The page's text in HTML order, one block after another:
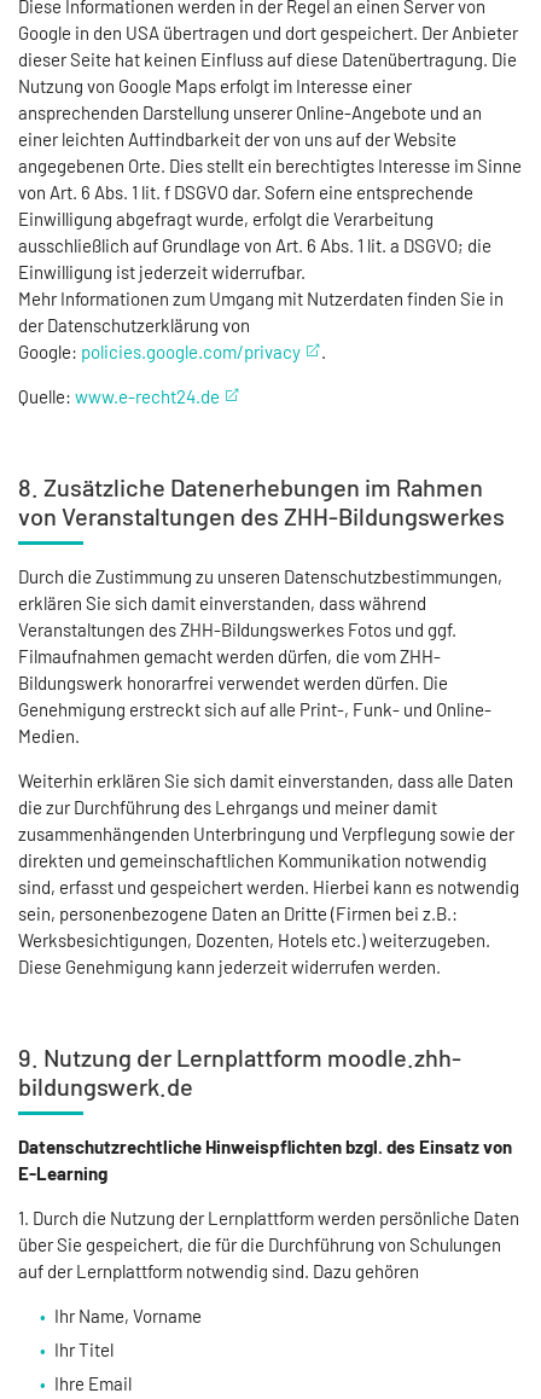
Diese Informationen werden in der Regel an einen Server von
Google in den USA übertragen und dort gespeichert. Der Anbieter
dieser Seite hat keinen Einfluss auf diese Datenübertragung. Die
Nutzung von Google Maps erfolgt im Interesse einer
ansprechenden Darstellung unserer Online-Angebote und an
einer leichten Auffindbarkeit der von uns auf der Website
angegebenen Orte. Dies stellt ein berechtigtes Interesse im Sinne
von Art. 6 Abs. 1 lit. f DSGVO dar. Sofern eine entsprechende
Einwilligung abgefragt wurde, erfolgt die Verarbeitung
ausschließlich auf Grundlage von Art. 6 Abs. 1 lit. a DSGVO; die
Einwilligung ist jederzeit widerrufbar.
Mehr Informationen zum Umgang mit Nutzerdaten finden Sie in
der Datenschutzerklärung von
Google: policies.google.com/privacy
Quelle: www.e-recht24.de
8. Zusätzliche Datenerhebungen im Rahmen
von Veranstaltungen des ZHH-Bildungswerkes
Durch die Zustimmung zu unseren Datenschutzbestimmungen,
erklären Sie sich damit einverstanden, dass während
Veranstaltungen des ZHH-Bildungswerkes Fotos und ggf.
Filmaufnahmen gemacht werden dürfen, die vom ZHH-
Bildungswerk honorarfrei verwendet werden dürfen. Die
Genehmigung erstreckt sich auf alle Print-, Funk- und Online-
Medien.
Weiterhin erklären Sie sich damit einverstanden, dass alle Daten
die zur Durchführung des Lehrgangs und meiner damit
zusammenhängenden Unterbringung und Verpflegung sowie der
direkten und gemeinschaftlichen Kommunikation notwendig
sind, erfasst und gespeichert werden. Hierbei kann es notwendig
sein, personenbezogene Daten an Dritte (Firmen bei z.B.:
Werksbesichtigungen, Dozenten, Hotels etc.) weiterzugeben.
Diese Genehmigung kann jederzeit widerrufen werden.
9. Nutzung der Lernplattform moodle.zhh-
bildungswerk.de
Datenschutzrechtliche Hinweispflichten bzgl. des Einsatz von
E-Learning
1. Durch die Nutzung der Lernplattform werden persönliche Daten
über Sie gespeichert, die für die Durchführung von Schulungen
auf der Lernplattform notwendig sind. Dazu gehören
Ihr Name, Vorname
Ihr Titel
Ihre Email